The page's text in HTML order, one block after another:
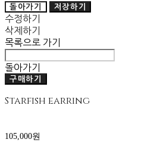
돌아가기 저장하기
수정하기
삭제하기
목록으로 가기
돌아가기
구매하기
Starfish earring
105,000원